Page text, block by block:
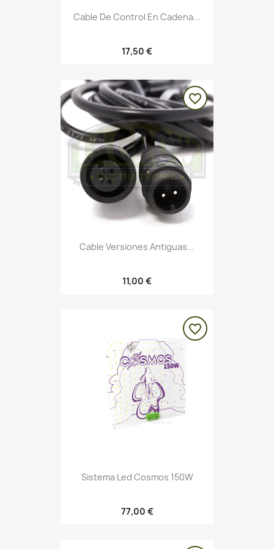
Cable De Control En Cadena...
17,50 €
Cable Versiones Antiguas...
11,00 €
favorite_border
Sistema Led Cosmos 150W
77,00 €
favorite_border